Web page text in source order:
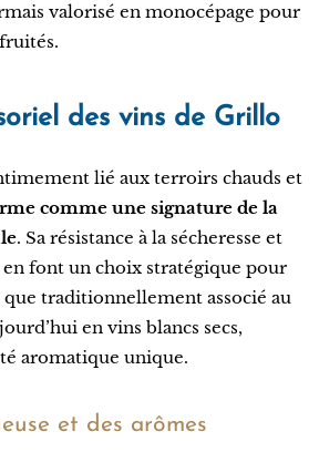
valorisé en monocépage pour
des vins de Grillo
lié aux terroirs chauds et
comme une signature de la
. Sa résistance à la sécheresse et
font un choix stratégique pour
traditionnellement associé au
en vins blancs secs,
aromatique unique.
et des arômes